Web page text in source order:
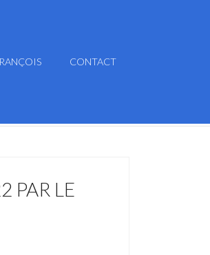
CONTACT
PAR LE